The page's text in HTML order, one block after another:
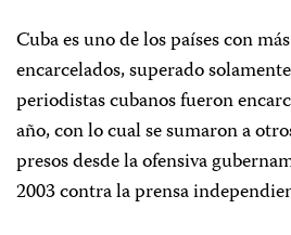
Cuba es uno de los países con
encarcelados, superado
periodistas cubanos fueron
año, con lo cual se sumaron a
presos desde la ofensiva
2003 contra la prensa